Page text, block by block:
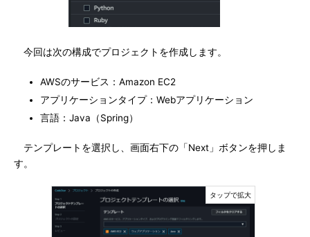
今回は次の構成でプロジェクトを作成します。
AWSのサービス：Amazon EC2
アプリケーションタイプ：Webアプリケーション
言語：Java（Spring）
テンプレートを選択し、画面右下の「Next」ボタンを押しま
す。